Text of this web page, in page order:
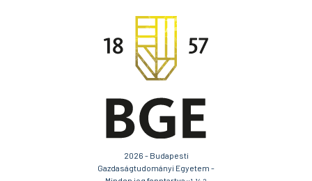
2026 - Budapesti
Gazdaságtudományi Egyetem -